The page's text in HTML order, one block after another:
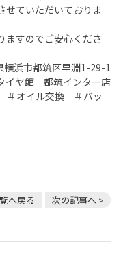
せていただいておりま
ますのでご安心くださ
浜市都筑区早淵1-29-1
イヤ館 都筑インター店
オイル交換 ＃バッ
へ戻る 次の記事へ >